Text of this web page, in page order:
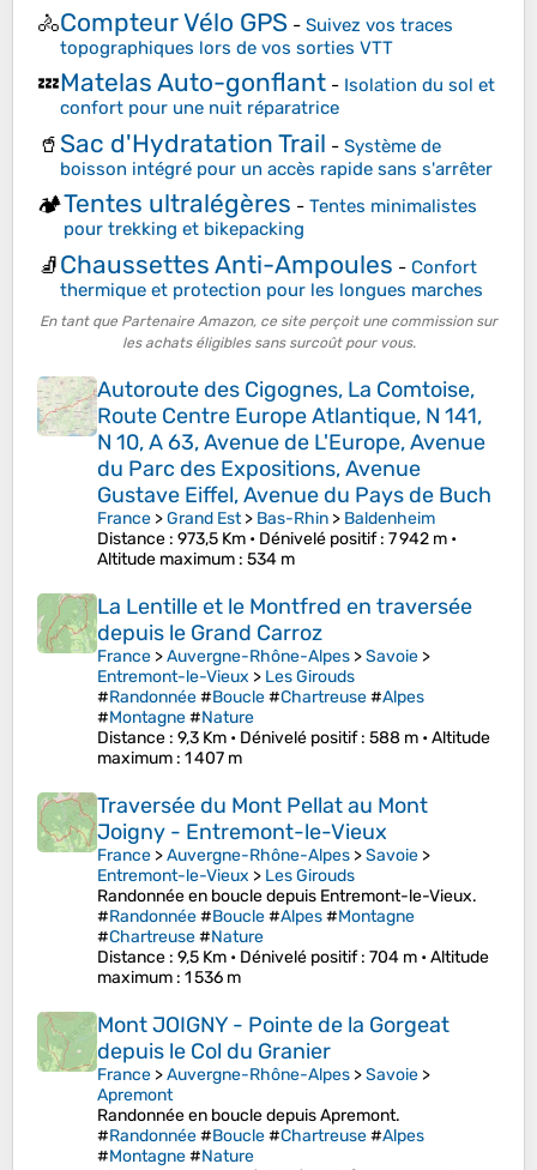
🚴Compteur Vélo GPS - Suivez vos traces
topographiques lors de vos sorties VTT
💤Matelas Auto-gonflant - Isolation du sol et
confort pour une nuit réparatrice
🥤 Sac d'Hydratation Trail - Système de
boisson intégré pour un accès rapide sans s'arrêter
🏕️Tentes ultralégères - Tentes minimalistes
pour trekking et bikepacking
🧦Chaussettes Anti-Ampoules - Confort
thermique et protection pour les longues marches
En tant que Partenaire Amazon, ce site perçoit une commission sur
les achats éligibles sans surcoût pour vous.
Autoroute des Cigognes, La Comtoise,
Route Centre Europe Atlantique, N 141,
N 10, A 63, Avenue de L'Europe, Avenue
du Parc des Expositions, Avenue
Gustave Eiffel, Avenue du Pays de Buch
France >Grand Est> Bas-Rhin > Baldenheim
Distance : 973,5 Km • Dénivelé positif: 7 942 m •
Altitude maximum : 534 m
La Lentille et le Montfred en traversée
depuis le Grand Carroz
France >Auvergne-Rhône-Alpes >Savoie >
Entremont-le-Vieux > Les Girouds
#Randonnée#Boucle#Chartreuse#Alpes
#Montagne#Nature
Distance : 9,3 Km • Dénivelé positif: 588 m •Altitude
maximum : 1 407 m
Traversée du Mont Pellat au Mont
Joigny - Entremont-le-Vieux
France >Auvergne-Rhône-Alpes >Savoie >
Entremont-le-Vieux > Les Girouds
Randonnée en boucle depuis Entremont-le-Vieux.
#Randonnée#Boucle#Alpes#Montagne
#Chartreuse#Nature
Distance : 9,5 Km • Dénivelé positif: 704 m •Altitude
maximum : 1 536 m
Mont JOIGNY - Pointe de la Gorgeat
depuis le Col du Granier
France >Auvergne-Rhône-Alpes >Savoie >
Apremont
Randonnée en boucle depuis Apremont.
#Randonnée#Boucle#Chartreuse#Alpes
#Montagne#Nature